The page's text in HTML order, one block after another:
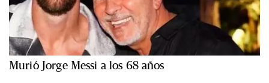
Murió Jorge Messi a los 68 años